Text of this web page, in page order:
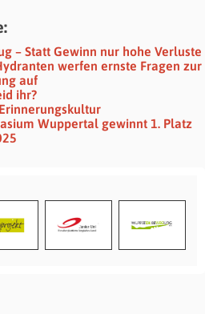
– Statt Gewinn nur hohe Verluste
werfen ernste Fragen zur
auf
ihr?
Wuppertal gewinnt 1. Platz